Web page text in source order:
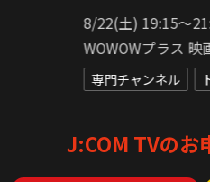
8/22(土) 21:00〜23:15
WOWOWプラス 映画・ドラ
専門チャンネル 映画
J:COM TVのお